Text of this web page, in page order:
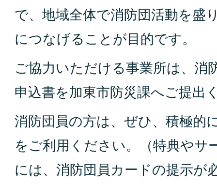
で、地域全体で消防団活動を盛
につなげることが目的です。
ご協力いただける事業所は、消
申込書を加東市防災課へご提出
消防団員の方は、ぜひ、積極的
をご利用ください。（特典やサ
には、消防団員カードの提示が